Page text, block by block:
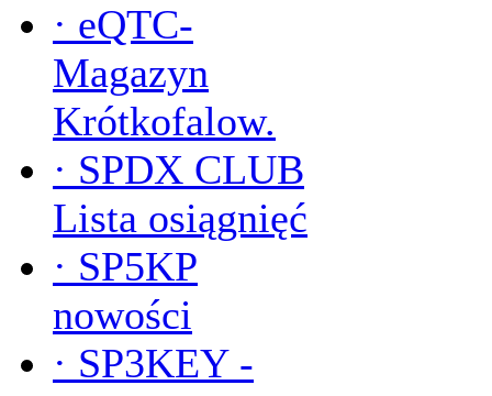
· eQTC-
Magazyn
Krótkofalow.
· SPDX CLUB
Lista osiągnięć
· SP5KP
nowości
· SP3KEY -